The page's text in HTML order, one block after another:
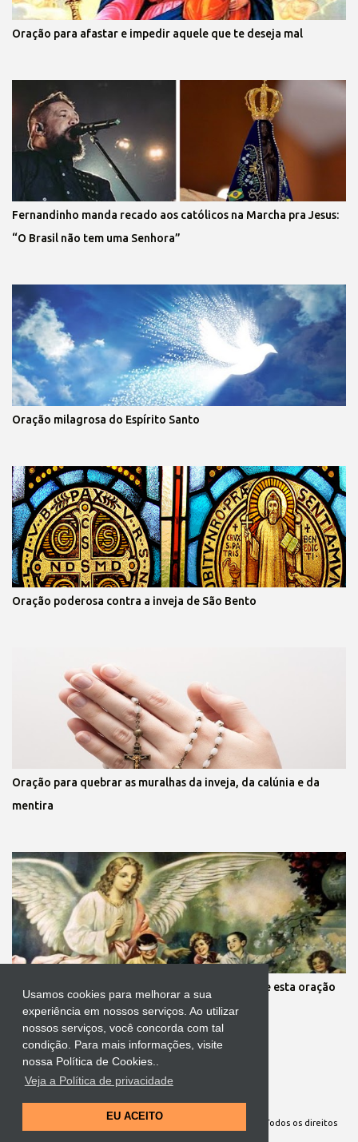
Usamos cookies para melhorar a sua
experiência em nossos serviços. Ao utilizar
nossos serviços, você concorda com tal
condição. Para mais informações, visite
nossa Política de Cookies..
Veja a Política de privacidade
EU ACEITO
Oração para afastar e impedir aquele que te deseja mal
Fernandinho manda recado aos católicos na Marcha pra Jesus:
“O Brasil não tem uma Senhora”
Oração milagrosa do Espírito Santo
Oração poderosa contra a inveja de São Bento
Oração para quebrar as muralhas da inveja, da calúnia e da
mentira
Mãe, você está preocupada com seus filhos? Reze esta oração
aos anjos da guarda deles
Tecnologia do Blogger
Site Oficial da Comunidade Nossa Senhora cuida de mim. Todos os direitos